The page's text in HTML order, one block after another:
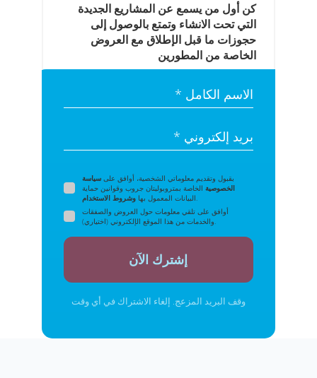
الاسم الكامل *
بريد إلكتروني *
بقبول وتقديم معلوماتي الشخصية، أوافق على سياسة
الخصوصيةالخاصة بمتروبوليتان جروب وقوانين حماية
البيانات المعمول بها وشروط الاستخدام
.
أوافق على تلقي معلومات حول العروض والصفقات
والخدمات من هذا الموقع الإلكتروني (اختياري).
إشترك الآن
وقف البريد المزعج. إلغاء الاشتراك في أي وقت
كن أول من يسمع عن المشاريع الجديدة
التي تحت الانشاء وتمتع بالوصول إلى
حجوزات ما قبل الإطلاق مع العروض
الخاصة من المطورين